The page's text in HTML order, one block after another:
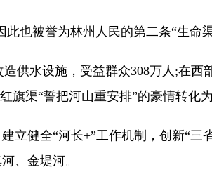
被誉为林州人民的第二条“生命渠
水设施，受益群众308万人;在西
渠“誓把河山重安排”的豪情转化
健全“河长+”工作机制，创新“三
、金堤河。